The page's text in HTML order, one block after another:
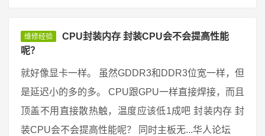
维修经验
CPU封装内存 封装CPU会不会提高性能
呢？
就好像显卡一样。 虽然GDDR3和DDR3位宽一样，但
是延迟小的多的多。 CPU跟GPU一样直接焊接，而且
顶盖不用直接散热触，温度应该低1成吧 封装内存 封
装CPU会不会提高性能呢？ 同时主板无...华人论坛